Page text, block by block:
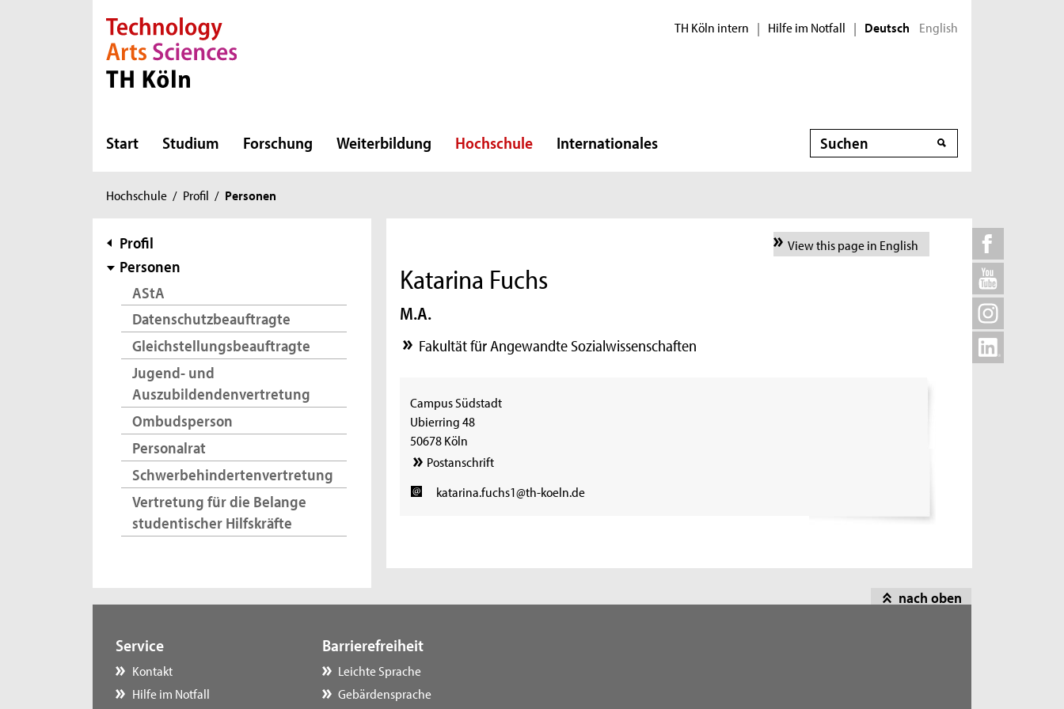
Direkt zur Hauptnavigation
Direkt zur Subnavigation
Direkt zum Inhalt
Direkt zum Fußbereich TH Köln intern | Hilfe im Notfall | Deutsch English
Start Studium Forschung Weiterbildung Hochschule Internationales Suche
Sie
hier:
Hochschule / Profil / Personen
Subnavigation
Profil
Personen
AStA
Datenschutzbeauftragte
Gleichstellungsbeauftragte
Jugend- und
Auszubildendenvertretung
Ombudsperson
Personalrat
Schwerbehindertenvertretung
Vertretung für die Belange
studentischer Hilfskräfte
View this page in English
Katarina Fuchs
M.A.
Fakultät für Angewandte Sozialwissenschaften
Campus Südstadt
Ubierring 48
50678 Köln
Postanschrift
katarina.fuchs1@th-koeln.de
nach oben
Service
Kontakt
Hilfe im Notfall
Barrierefreiheit
Leichte Sprache
Gebärdensprache